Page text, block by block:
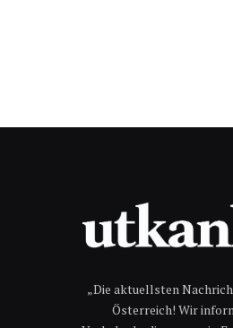
„Die aktuellsten
Österreich! Wir